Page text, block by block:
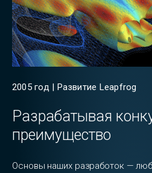
2005 год | Развитие Leapfrog
Разрабатывая
преимущество
Основы наших разработок —